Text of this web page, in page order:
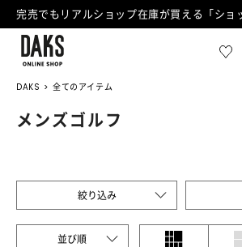
DAKS 全てのアイテム
メンズゴルフ
絞り込み
並び順